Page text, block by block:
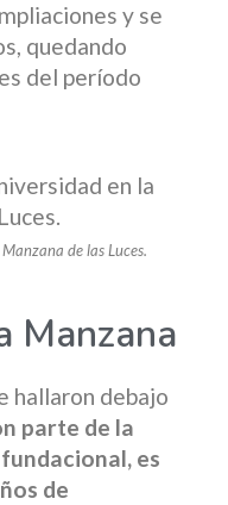
y se
quedando
del período
de las Luces.
Manzana
hallaron debajo
parte de la
es
de